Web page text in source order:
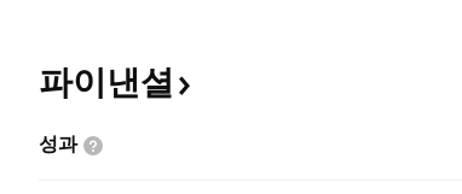
파이낸셜
성과